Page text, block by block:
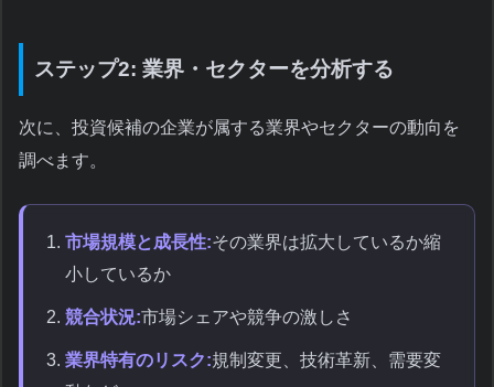
ステップ2: 業界・セクターを分析する
次に、投資候補の企業が属する業界やセクターの動向を
調べます。
市場規模と成長性:その業界は拡大しているか縮
小しているか
競合状況:市場シェアや競争の激しさ
業界特有のリスク:規制変更、技術革新、需要変